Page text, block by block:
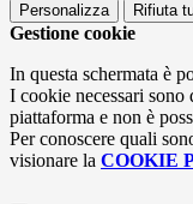
Personalizza Rifiuta
Gestione cookie
In questa schermata è
I cookie necessari
piattaforma e non è
Per conoscere quali
visionare la COOKIE